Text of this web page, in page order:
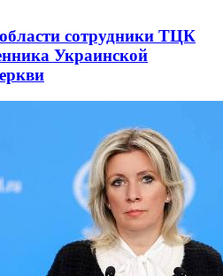
сотрудники ТЦК
Украинской